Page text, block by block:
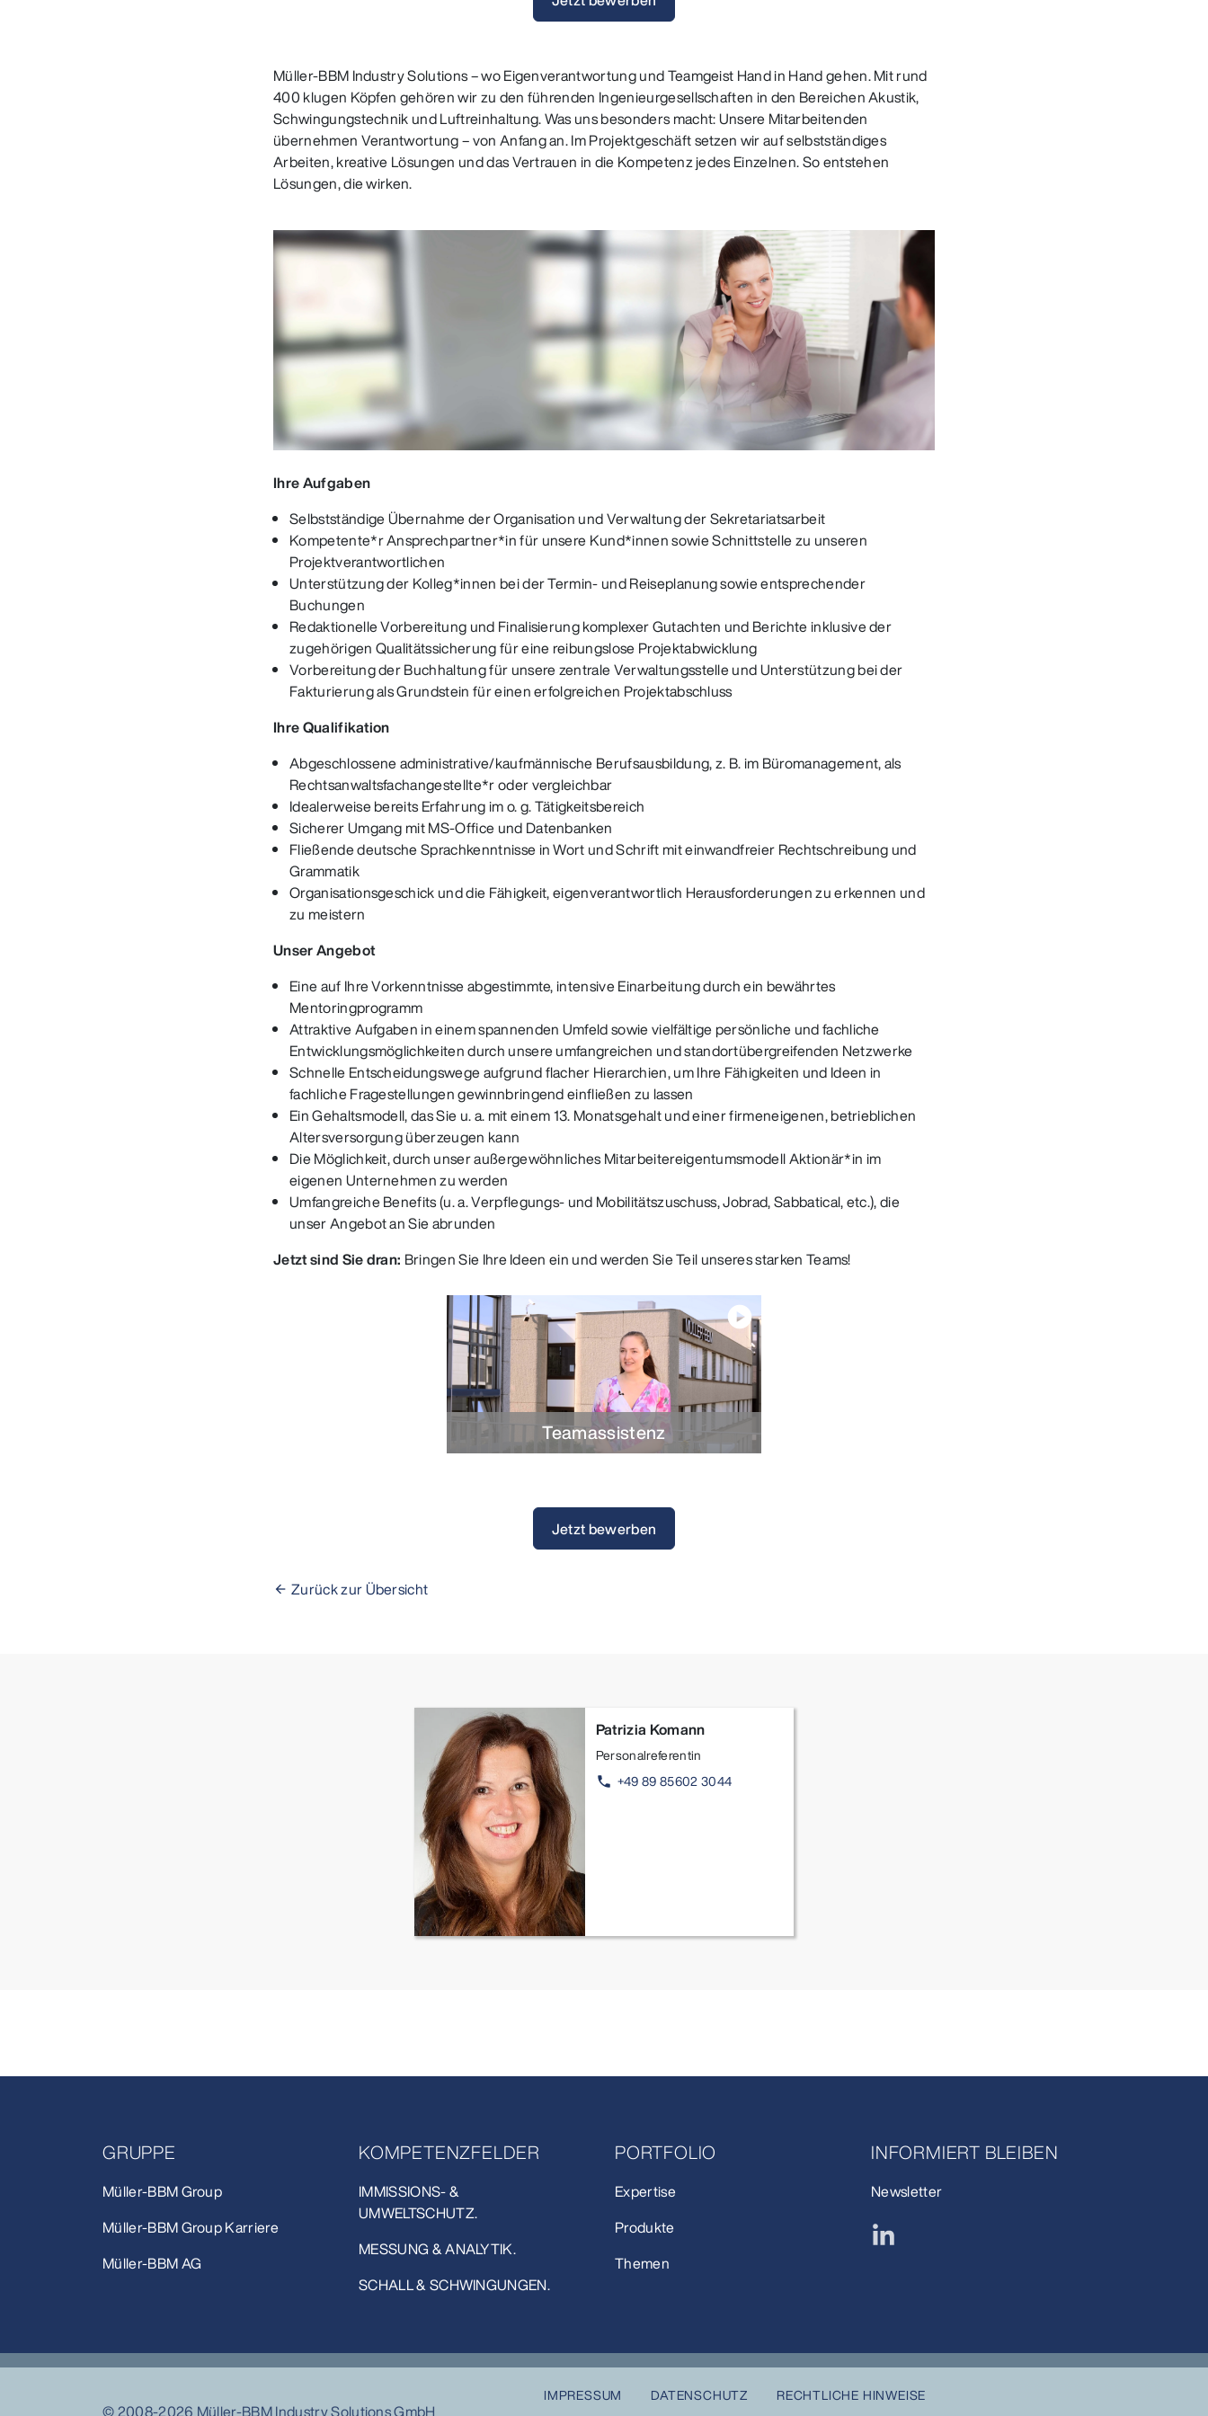
Müller-BBM Industry Solutions – wo Eigenverantwortung und Teamgeist Hand in Hand gehen. Mit rund
400 klugen Köpfen gehören wir zu den führenden Ingenieurgesellschaften in den Bereichen Akustik,
Schwingungstechnik und Luftreinhaltung. Was uns besonders macht: Unsere Mitarbeitenden
übernehmen Verantwortung – von Anfang an. Im Projektgeschäft setzen wir auf selbstständiges
Arbeiten, kreative Lösungen und das Vertrauen in die Kompetenz jedes Einzelnen. So entstehen
Lösungen, die wirken.
Ihre Aufgaben
Selbstständige Übernahme der Organisation und Verwaltung der Sekretariatsarbeit
Kompetente*r Ansprechpartner*in für unsere Kund*innen sowie Schnittstelle zu unseren
Projektverantwortlichen
Unterstützung der Kolleg*innen bei der Termin- und Reiseplanung sowie entsprechender
Buchungen
Redaktionelle Vorbereitung und Finalisierung komplexer Gutachten und Berichte inklusive der
zugehörigen Qualitätssicherung für eine reibungslose Projektabwicklung
Vorbereitung der Buchhaltung für unsere zentrale Verwaltungsstelle und Unterstützung bei der
Fakturierung als Grundstein für einen erfolgreichen Projektabschluss
Ihre Qualifikation
Abgeschlossene administrative/kaufmännische Berufsausbildung, z. B. im Büromanagement, als
Rechtsanwaltsfachangestellte*r oder vergleichbar
Idealerweise bereits Erfahrung im o. g. Tätigkeitsbereich
Sicherer Umgang mit MS-Office und Datenbanken
Fließende deutsche Sprachkenntnisse in Wort und Schrift mit einwandfreier Rechtschreibung und
Grammatik
Organisationsgeschick und die Fähigkeit, eigenverantwortlich Herausforderungen zu erkennen und
zu meistern
Unser Angebot
Eine auf Ihre Vorkenntnisse abgestimmte, intensive Einarbeitung durch ein bewährtes
Mentoringprogramm
Attraktive Aufgaben in einem spannenden Umfeld sowie vielfältige persönliche und fachliche
Entwicklungsmöglichkeiten durch unsere umfangreichen und standortübergreifenden Netzwerke
Schnelle Entscheidungswege aufgrund flacher Hierarchien, um Ihre Fähigkeiten und Ideen in
fachliche Fragestellungen gewinnbringend einfließen zu lassen
Ein Gehaltsmodell, das Sie u. a. mit einem 13. Monatsgehalt und einer firmeneigenen, betrieblichen
Altersversorgung überzeugen kann
Die Möglichkeit, durch unser außergewöhnliches Mitarbeitereigentumsmodell Aktionär*in im
eigenen Unternehmen zu werden
Umfangreiche Benefits (u. a. Verpflegungs- und Mobilitätszuschuss, Jobrad, Sabbatical, etc.), die
unser Angebot an Sie abrunden
Jetzt sind Sie dran: Bringen Sie Ihre Ideen ein und werden Sie Teil unseres starken Teams!
play_circle
Teamassistenz
Jetzt bewerben
arrow_back Zurück zur Übersicht
Patrizia Komann
Personalreferentin
phone +49 89 85602 3044
GRUPPE
Müller-BBM Group
Müller-BBM Group Karriere
Müller-BBM AG
KOMPETENZFELDER
IMMISSIONS- &
UMWELTSCHUTZ.
MESSUNG & ANALYTIK.
SCHALL & SCHWINGUNGEN.
PORTFOLIO
Expertise
Produkte
Themen
INFORMIERT BLEIBEN
Newsletter
© 2008-2026 Müller-BBM Industry Solutions GmbH
IMPRESSUM DATENSCHUTZ RECHTLICHE HINWEISE